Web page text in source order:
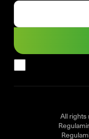
All rights